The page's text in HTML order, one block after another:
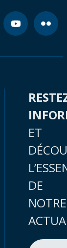
ET
DE
NOTRE